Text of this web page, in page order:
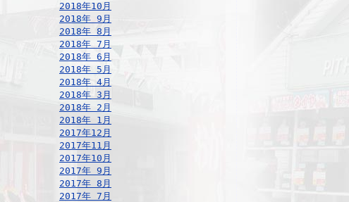
2018年10月
2018年 9月
2018年 8月
2018年 7月
2018年 6月
2018年 5月
2018年 4月
2018年 3月
2018年 2月
2018年 1月
2017年12月
2017年11月
2017年10月
2017年 9月
2017年 8月
2017年 7月